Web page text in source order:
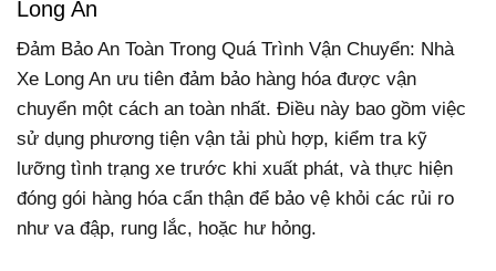
Long An
Đảm Bảo An Toàn Trong Quá Trình Vận Chuyển: Nhà
Xe Long An ưu tiên đảm bảo hàng hóa được vận
chuyển một cách an toàn nhất. Điều này bao gồm việc
sử dụng phương tiện vận tải phù hợp, kiểm tra kỹ
lưỡng tình trạng xe trước khi xuất phát, và thực hiện
đóng gói hàng hóa cẩn thận để bảo vệ khỏi các rủi ro
như va đập, rung lắc, hoặc hư hỏng.